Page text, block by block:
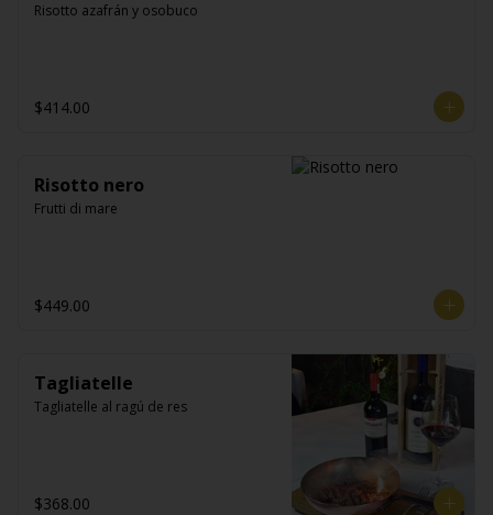
Risotto azafrán y osobuco
$414.00
Risotto nero
Frutti di mare
$449.00
Tagliatelle
Tagliatelle al ragú de res
$368.00